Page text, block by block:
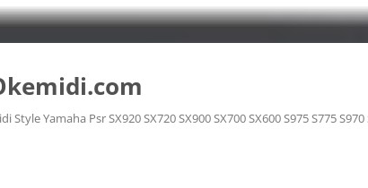
Style Yamaha Psr SX920 SX720 SX900 SX700 SX600 S975 S775